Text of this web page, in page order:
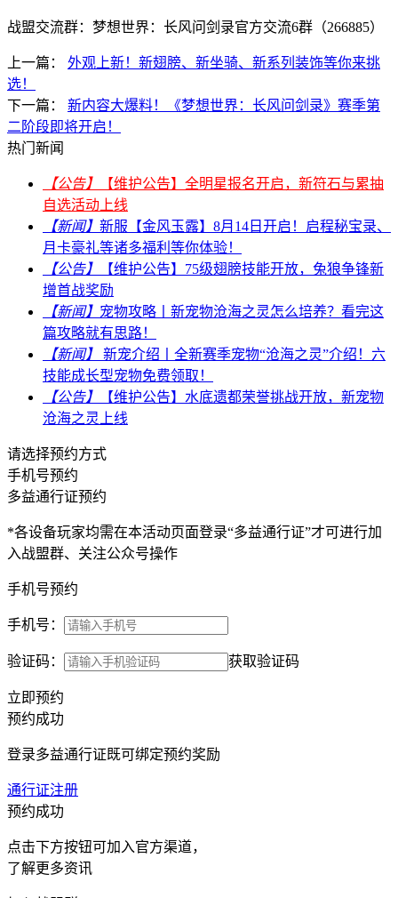
战盟交流群：梦想世界：长风问剑录官方交流6群（266885）
上一篇：
外观上新！新翅膀、新坐骑、新系列装饰等你来挑
选！
下一篇：
新内容大爆料！《梦想世界：长风问剑录》赛季第
二阶段即将开启！
热门新闻
【公告】
【维护公告】全明星报名开启，新符石与累抽
自选活动上线
【新闻】 新服【金风玉露】8月14日开启！启程秘宝录、
月卡豪礼等诸多福利等你体验！
【公告】
【维护公告】75级翅膀技能开放，兔狼争锋新
增首战奖励
【新闻】 宠物攻略丨新宠物沧海之灵怎么培养？看完这
篇攻略就有思路！
【新闻】
新宠介绍丨全新赛季宠物“沧海之灵”介绍！六
技能成长型宠物免费领取！
【公告】
【维护公告】水底遗都荣誉挑战开放，新宠物
沧海之灵上线
请选择预约方式
手机号预约
多益通行证预约
*各设备玩家均需在本活动页面登录“多益通行证”才可进行加
入战盟群、关注公众号操作
手机号预约
手机号：
验证码： 获取验证码
立即预约
预约成功
登录多益通行证既可绑定预约奖励
通行证注册
预约成功
点击下方按钮可加入官方渠道，
了解更多资讯